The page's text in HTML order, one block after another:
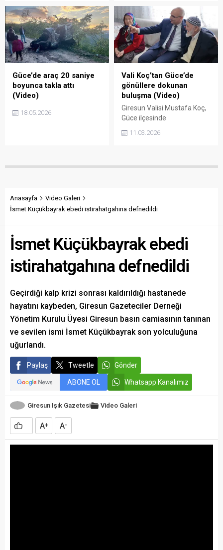
Güce’de araç 20 saniye
boyunca takla attı
(Video)
18.05.2026
Vali Koç’tan Güce’de
gönüllere dokunan
buluşma (Video)
Giresun Valisi Mustafa Koç,
Güce ilçesinde
gerçekleştirdiği ziyaret
sırasında sosyal medyada
kayıtsız kalmadı. Vali Koç,
dokunan bir buluşmaya
11.03.2026
Anasayfa
Video Galeri
İsmet Küçükbayrak ebedi istirahatgahına defnedildi
İsmet Küçükbayrak ebedi
istirahatgahına defnedildi
Geçirdiği kalp krizi sonrası kaldırıldığı hastanede
hayatını kaybeden, Giresun Gazeteciler Derneği
Yönetim Kurulu Üyesi Giresun basın camiasının tanınan
ve sevilen ismi İsmet Küçükbayrak son yolculuğuna
uğurlandı.
Paylaş Tweetle Gönder
ABONE OL Whatsapp Kanalımız
Giresun Işık Gazetesi Video Galeri
A+ A-